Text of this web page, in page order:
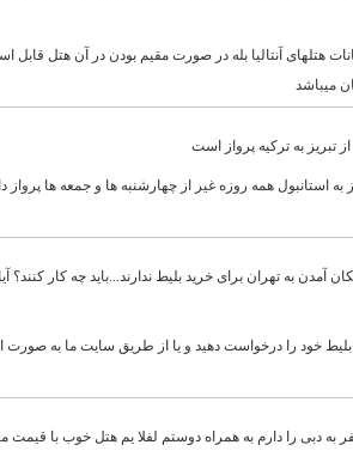
آمدن به تهران برای خرید بلیط ندارند...باید چه کار کنند؟
بلیط خود را درخواست دهید و یا از طریق سایت ما به صورت
دبی را دارم به همراه دوستم لفلا یم هتل خوب با قیمت